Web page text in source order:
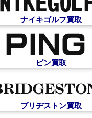
ナイキゴルフ買取
ピン買取
ブリヂストン買取